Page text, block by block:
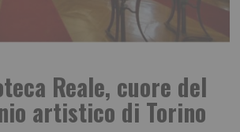
Reale, cuore del
artistico di Torino